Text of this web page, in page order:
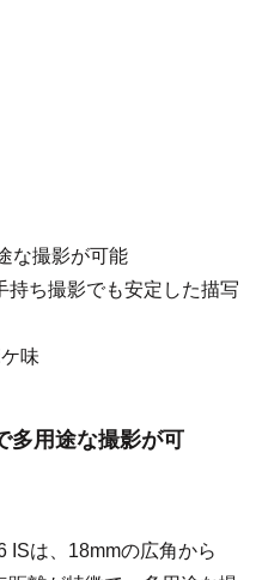
な撮影が可能
持ち撮影でも安定した描写
味
多用途な撮影が可
ISは、18mmの広角から